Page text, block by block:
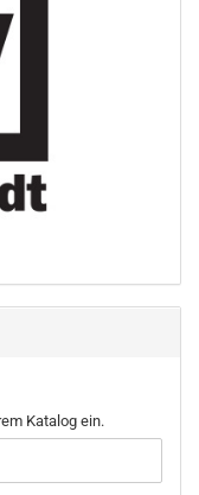
Katalog ein.